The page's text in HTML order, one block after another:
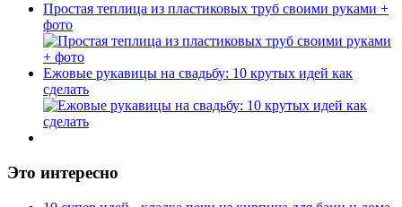
Простая теплица из пластиковых труб своими руками +
фото
Ежовые рукавицы на свадьбу: 10 крутых идей как
сделать
Это интересно